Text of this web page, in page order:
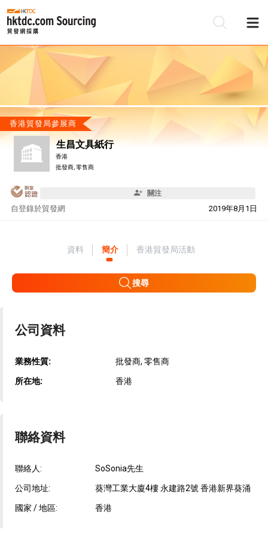
香港貿發局參展商
生昌文具紙行
香港
批發商, 零售商
關注
自 2019年8月1日
登錄於貿發網
資料 簡介 香港貿發局活動
搜尋
公司資料
業務性質: 批發商, 零售商
所在地: 香港
聯絡資料
聯絡人: SoSonia先生
公司地址: 葵灣工業大廈4樓 永建路2號 香港新界葵涌
國家 / 地區: 香港